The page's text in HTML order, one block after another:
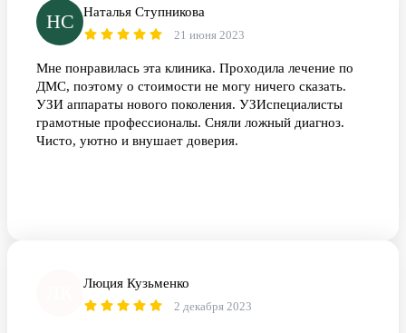
НС Наталья Ступникова
21 июня 2023
Мне понравилась эта клиника. Проходила лечение по
ДМС, поэтому о стоимости не могу ничего сказать.
УЗИ аппараты нового поколения. УЗИспециалисты
грамотные профессионалы. Сняли ложный диагноз.
Чисто, уютно и внушает доверия.
Люция Кузьменко
2 декабря 2023